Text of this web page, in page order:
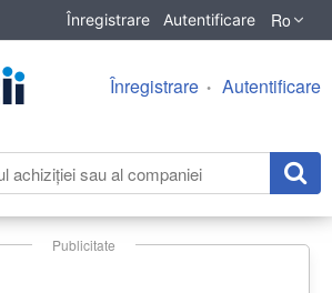
Înregistrare Autentificare Ro
Înregistrare Autentificare
Publicitate